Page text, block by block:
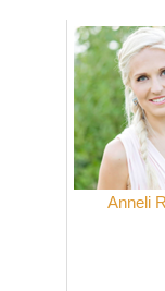
Anneli